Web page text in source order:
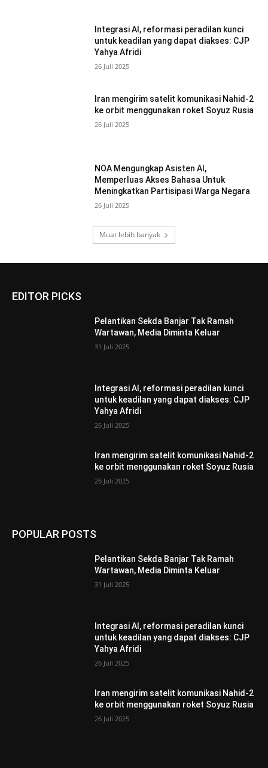
Integrasi AI, reformasi peradilan kunci
untuk keadilan yang dapat diakses: CJP
Yahya Afridi
26 Juli 2025
Iran mengirim satelit komunikasi Nahid-2
ke orbit menggunakan roket Soyuz Rusia
26 Juli 2025
NOA Mengungkap Asisten AI,
Memperluas Akses Bahasa Untuk
Meningkatkan Partisipasi Warga Negara
26 Juli 2025
Muat lebih banyak
EDITOR PICKS
Pelantikan Sekda Banjar Tak Ramah
Wartawan, Media Diminta Keluar
31 Juli 2025
Integrasi AI, reformasi peradilan kunci
untuk keadilan yang dapat diakses: CJP
Yahya Afridi
26 Juli 2025
Iran mengirim satelit komunikasi Nahid-2
ke orbit menggunakan roket Soyuz Rusia
26 Juli 2025
POPULAR POSTS
Pelantikan Sekda Banjar Tak Ramah
Wartawan, Media Diminta Keluar
31 Juli 2025
Integrasi AI, reformasi peradilan kunci
untuk keadilan yang dapat diakses: CJP
Yahya Afridi
26 Juli 2025
Iran mengirim satelit komunikasi Nahid-2
ke orbit menggunakan roket Soyuz Rusia
26 Juli 2025